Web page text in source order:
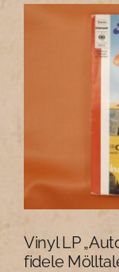
Vinyl LP
fidele